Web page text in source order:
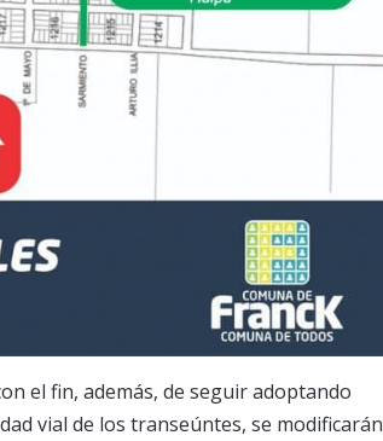
el fin, además, de seguir adoptando
vial de los transeúntes, se modificarán